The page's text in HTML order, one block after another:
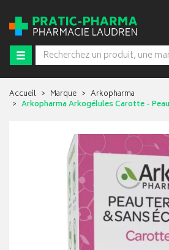
Accueil Marque
Arkopharma
Arkopharma Arkogélules Carotte -